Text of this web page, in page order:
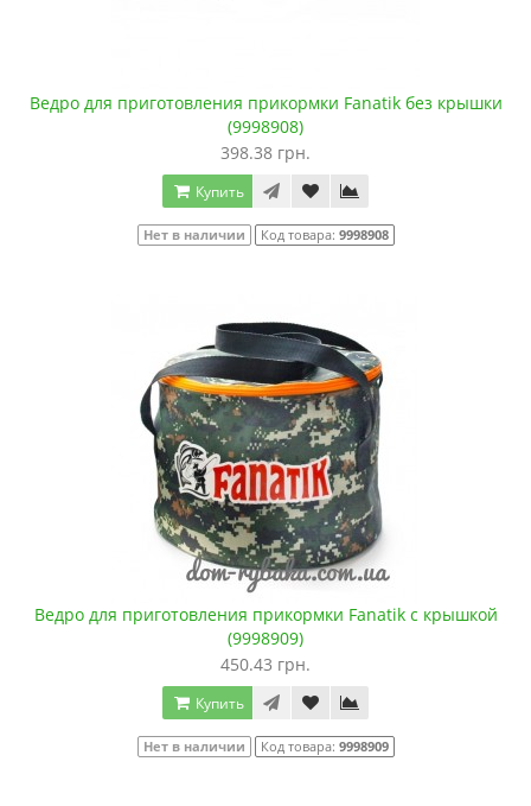
Ведро для приготовления прикормки Fanatik без крышки
(9998908)
398.38 грн.
Купить
Нет в наличии Код товара: 9998908
Ведро для приготовления прикормки Fanatik с крышкой
(9998909)
450.43 грн.
Купить
Нет в наличии Код товара: 9998909